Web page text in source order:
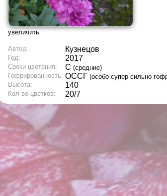
увеличить
Автор: Кузнецов
Год: 2017
Сроки цветения: С (средние)
Гофрированность: ОССГ (особо супер сильно
Высота:
140
Кол-во цветков: 20/7